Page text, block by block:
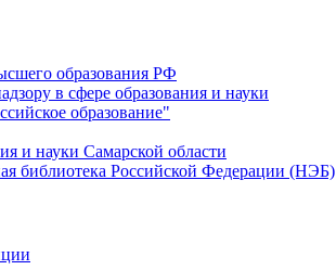
образования РФ
в сфере образования и науки
образование"
и науки Самарской области
библиотека Российской Федерации (НЭБ)